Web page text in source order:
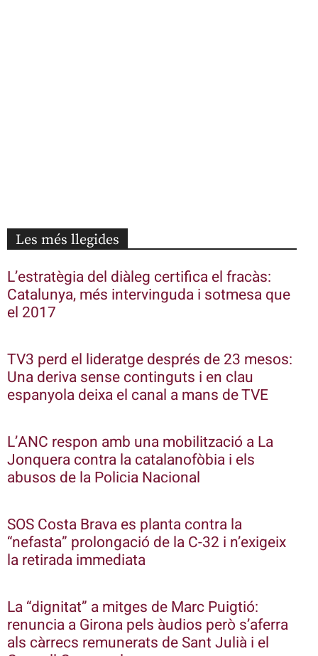
Les més llegides
L’estratègia del diàleg certifica el fracàs:
Catalunya, més intervinguda i sotmesa que
el 2017
TV3 perd el lideratge després de 23 mesos:
Una deriva sense continguts i en clau
espanyola deixa el canal a mans de TVE
L’ANC respon amb una mobilització a La
Jonquera contra la catalanofòbia i els
abusos de la Policia Nacional
SOS Costa Brava es planta contra la
“nefasta” prolongació de la C-32 i n’exigeix
la retirada immediata
La “dignitat” a mitges de Marc Puigtió:
renuncia a Girona pels àudios però s’aferra
als càrrecs remunerats de Sant Julià i el